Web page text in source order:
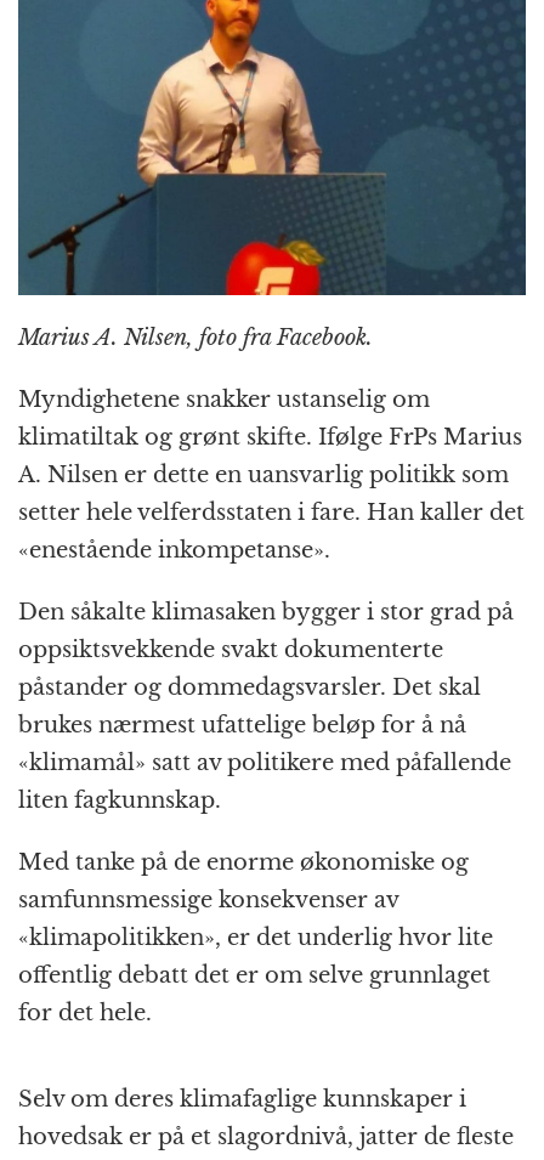
at
m
Marius A. Nilsen, foto fra Facebook.
Myndighetene snakker ustanselig om
klimatiltak og grønt skifte. Ifølge FrPs Marius
A. Nilsen er dette en uansvarlig politikk som
setter hele velferdsstaten i fare. Han kaller det
«enestående inkompetanse».
Den såkalte klimasaken bygger i stor grad på
oppsiktsvekkende svakt dokumenterte
påstander og dommedagsvarsler. Det skal
brukes nærmest ufattelige beløp for å nå
«klimamål» satt av politikere med påfallende
liten fagkunnskap.
Med tanke på de enorme økonomiske og
samfunnsmessige konsekvenser av
«klimapolitikken», er det underlig hvor lite
offentlig debatt det er om selve grunnlaget
for det hele.
Selv om deres klimafaglige kunnskaper i
hovedsak er på et slagordnivå, jatter de fleste